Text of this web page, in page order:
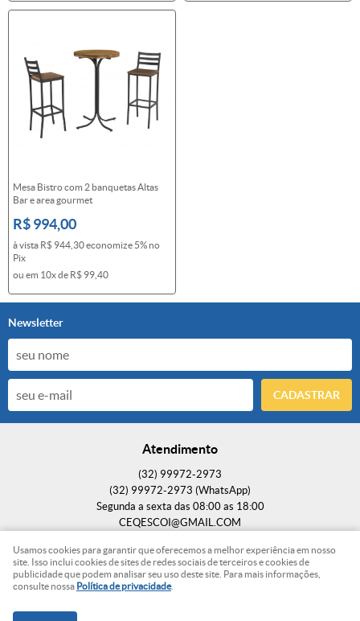
Mesa Bistro com 2 banquetas Altas
Bar e area gourmet
R$ 994,00
à vista R$ 944,30economize 5% no
Pix
ou em 10xde R$ 99,40
Newsletter
CADASTRAR
Atendimento
(32) 99972-2973
(32) 99972-2973 (WhatsApp)
Segunda a sexta das 08:00 as 18:00
CEQESCOI@GMAIL.COM
Endereço
Rua Edity de Paula Ferrari, 70-Bambuí, Ubá-MG
CEP: 36503-361
Usamos cookies para garantir que oferecemos a melhor experiência em nosso
site. Isso inclui cookies de sites de redes sociais de terceiros e cookies de
publicidade que podem analisar seu uso deste site. Para mais informações,
consulte nossa Política de privacidade.